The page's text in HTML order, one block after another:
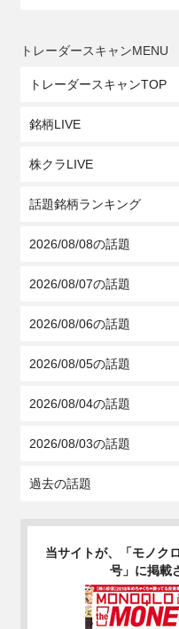
トレーダースキャンMENU
トレーダースキャンTOP
銘柄LIVE
株クラLIVE
話題銘柄ランキング
2026/08/08の話題
2026/08/07の話題
2026/08/06の話題
2026/08/05の話題
2026/08/04の話題
2026/08/03の話題
過去の話題
当サイトが、「モノク
号」に掲載